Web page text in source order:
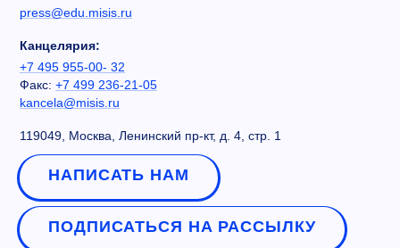
press@edu.misis.ru
Канцелярия:
+7 495 955-00- 32
Факс: +7 499 236-21-05
kancela@misis.ru
119049, Москва, Ленинский пр-кт, д. 4, стр. 1
НАПИСАТЬ НАМ
ПОДПИСАТЬСЯ НА РАССЫЛКУ